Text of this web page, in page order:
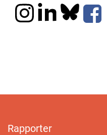
Rapporter